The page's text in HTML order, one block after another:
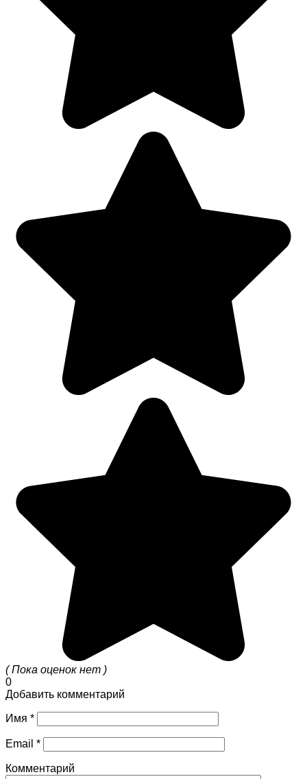
( Пока оценок нет )
0
Добавить комментарий
Имя *
Email *
Комментарий